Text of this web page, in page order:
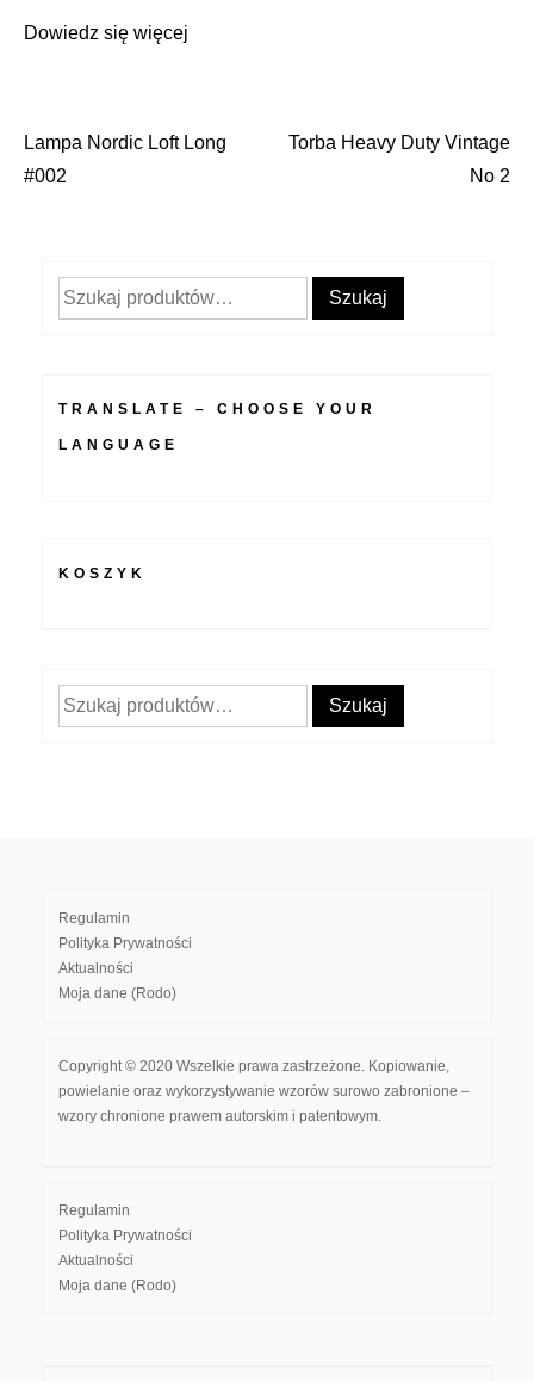
Dowiedz się więcej
Nawigacja
Lampa Nordic Loft Long
#002
Torba Heavy Duty Vintage
No 2
Szukaj: Szukaj
TRANSLATE – CHOOSE YOUR
LANGUAGE
KOSZYK
Szukaj: Szukaj
Regulamin
Polityka Prywatności
Aktualności
Moja dane (Rodo)
Copyright © 2020 Wszelkie prawa zastrzeżone. Kopiowanie,
powielanie oraz wykorzystywanie wzorów surowo zabronione –
wzory chronione prawem autorskim i patentowym.
Regulamin
Polityka Prywatności
Aktualności
Moja dane (Rodo)